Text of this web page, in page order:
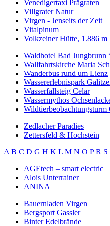
Venedigertaxi Prägraten
Villgrater Natur
Virgen - Jenseits der Zeit
Vitalpinum
Volkzeiner Hütte, 1.886 m
Waldhotel Bad
Wallfahrtskirche Maria
Wanderbus rund um Lienz
Wassererlebnispark
Wasserfallsteig Celar
Wassermythos
Wildtierbeobachtungsturm
Zedlacher Paradies
Zettersfeld & Hochstein
A B C D G H K L M N O P R S
AGEtech – smart electric
Alois Unterrainer
ANINA
Bauernladen Virgen
Bergsport Gassler
Binter Edelbrände